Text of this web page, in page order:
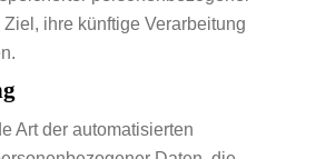
Ziel, ihre künftige Verarbeitung
Art der automatisierten